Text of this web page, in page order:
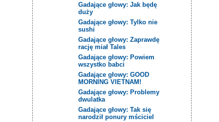
Gadające głowy: Jak będę
duży
Gadające głowy: Tylko nie
sushi
Gadające głowy: Zaprawdę
rację miał Tales
Gadające głowy: Powiem
wszystko babci
Gadające głowy: GOOD
MORNING VIETNAM!
Gadające głowy: Problemy
dwulatka
Gadające głowy: Tak się
narodził ponury mściciel